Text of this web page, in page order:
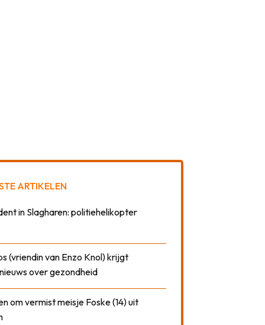
ARTIKELEN
in Slagharen: politiehelikopter
(vriendin van Enzo Knol) krijgt
over gezondheid
om vermist meisje Foske (14) uit